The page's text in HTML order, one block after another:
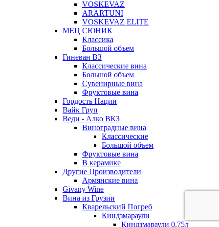
VOSKEVAZ
ARARTUNI
VOSKEVAZ ELITE
МЕЦ СЮНИК
Классика
Большой объем
Гиневан ВЗ
Классические вина
Большой объем
Сувенирные вина
Фруктовые вина
Гордость Нации
Вайк Груп
Веди - Алко ВКЗ
Виноградные вина
Классические
Большой объем
Фруктовые вина
В керамике
Другие Производители
Армянские вина
Givany Wine
Вина из Грузии
Кварельский Погреб
Киндзмараули
Киндзмараули 0,75л